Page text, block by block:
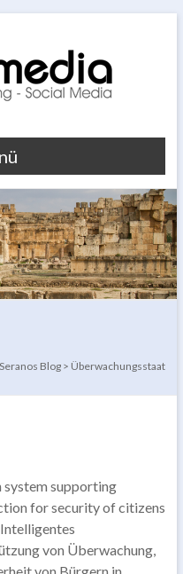
Seranos Blog > Überwachungsstaat
supporting
for security of citizens
von Überwachung,